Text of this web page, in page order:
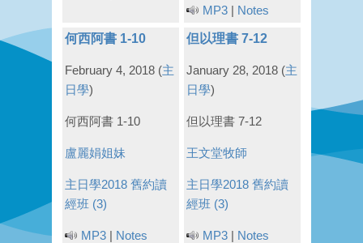
MP3 | Notes
何西阿書 1-10
February 4, 2018 (主
日學)
何西阿書 1-10
盧麗娟姐妹
主日學2018 舊約讀
經班 (3)
MP3 | Notes
但以理書 7-12
January 28, 2018 (主
日學)
但以理書 7-12
王文堂牧師
主日學2018 舊約讀
經班 (3)
MP3 | Notes